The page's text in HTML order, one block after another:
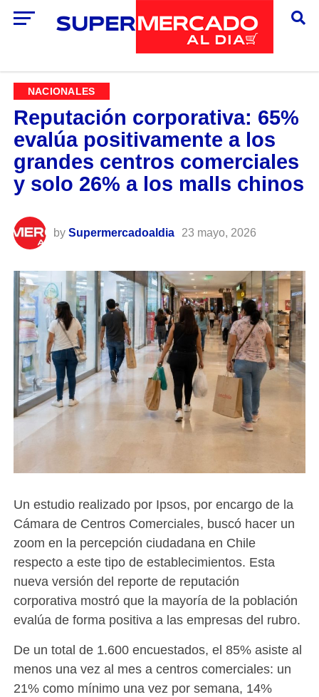
NACIONALES
Reputación corporativa: 65%
evalúa positivamente a los
grandes centros comerciales
y solo 26% a los malls chinos
by Supermercadoaldia 23 mayo, 2026
Un estudio realizado por Ipsos, por encargo de la
Cámara de Centros Comerciales, buscó hacer un
zoom en la percepción ciudadana en Chile
respecto a este tipo de establecimientos. Esta
nueva versión del reporte de reputación
corporativa mostró que la mayoría de la población
evalúa de forma positiva a las empresas del rubro.
De un total de 1.600 encuestados, el 85% asiste al
menos una vez al mes a centros comerciales: un
21% como mínimo una vez por semana, 14%